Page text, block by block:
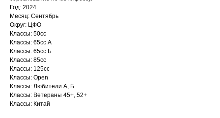
Год: 2024
Месяц: Сентябрь
Округ: ЦФО
Классы: 50сс
Классы: 65сс A
Классы: 65cc Б
Классы: 85сс
Классы: 125сс
Классы: Open
Классы: Любители А, Б
Классы: Ветераны 45+, 52+
Классы: Китай